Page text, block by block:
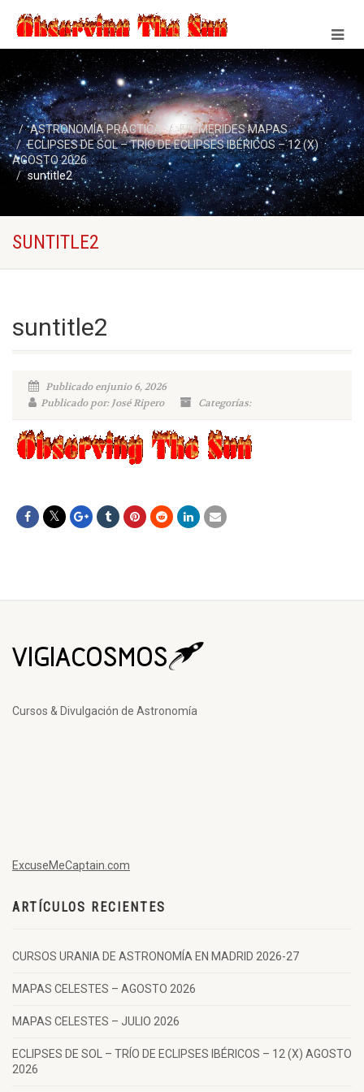
ASTRONOMÍA PRÁCTICA
EFEMERIDES MAPAS
ECLIPSES DE SOL – TRÍO DE ECLIPSES IBÉRICOS – 12 (X)
AGOSTO 2026
suntitle2
SUNTITLE2
suntitle2
Publicado enjunio 6, 2026
Publicado por: José Ripero
Categorías:
Cursos & Divulgación de Astronomía
ExcuseMeCaptain.com
ARTÍCULOS RECIENTES
CURSOS URANIA DE ASTRONOMÍA EN MADRID 2026-27
MAPAS CELESTES – AGOSTO 2026
MAPAS CELESTES – JULIO 2026
ECLIPSES DE SOL – TRÍO DE ECLIPSES IBÉRICOS – 12 (X) AGOSTO
2026